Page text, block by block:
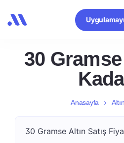
30
Anasayfa
30 Gramse Altın Satış